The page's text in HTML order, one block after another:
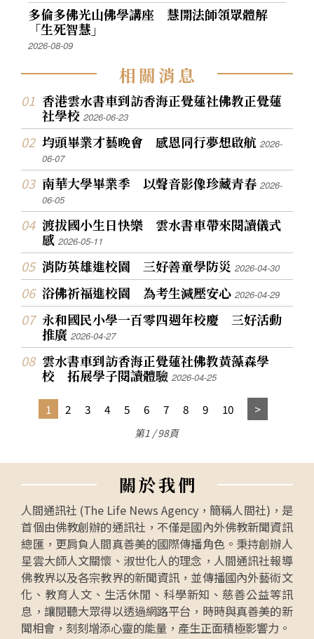
多倫多佛光山佛學講座 慧開法師領眾體解
「生死智慧」
2026-08-09
相關消息
香港雲水書車到訪香海正覺蓮社佛教正覺蓮
社學校2026-06-23
均頭畢業才藝晚會 感恩同行夢想啟航2026-
06-07
南華大學畢業季 以聲音影像珍藏青春2026-
06-05
渡拔國小生日快樂 雲水書車帶來閱讀儀式
感2026-05-11
消防英雄進校園 三好善童學防災2026-04-30
浴佛祈福進校園 為考生減壓安心2026-04-29
永和國民小學一百零四週年校慶 三好活動
推廣2026-04-27
雲水書車到訪香海正覺蓮社佛教黃藻森學
校 拓展學子閱讀體驗2026-04-25
1 2 3 4 5 6 7 8 9 10
第1 / 98頁
關於我們
人間通訊社 (The Life News Agency，簡稱人間社)，是
首個由佛教創辦的通訊社，不僅是國內外佛教新聞資訊
總匯，更肩負人間真善美的國際傳播角色。秉持創辦人
星雲大師人文關懷、淑世化人的理念，人間通訊社報導
佛教界以及各宗教界的新聞資訊，並傳播國內外藝術文
化、教育人文、生活休閒、科學新知、慈善公益等訊
息，讓閱聽大眾得以透過網路平台，時時與真善美的新
聞相會，刻刻增添心靈的能量，產生正面積極影響力。